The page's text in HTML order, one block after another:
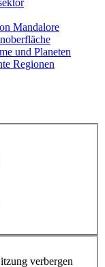
Mandalore
und Planeten
Regionen
verbergen